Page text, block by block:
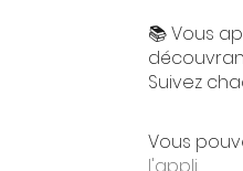
📚 Vous
Suivez
Vous